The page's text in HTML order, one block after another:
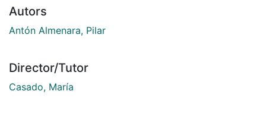
Autors
Antón Almenara, Pilar
Director/Tutor
Casado, María